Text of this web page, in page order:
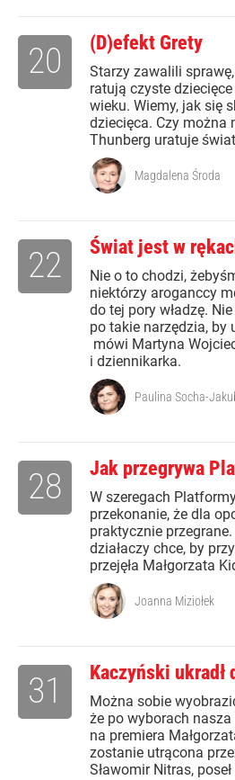
(D)efekt Grety
Starzy zawalili
ratują czyste
wieku. Wiemy, jak się
dziecięca. Czy można
Thunberg uratuje
20
Magdalena Środa
Świat jest w
Nie o to chodzi,
niektórzy aroganccy
do tej pory władzę.
po takie narzędzia, by
mówi Martyna
i dziennikarka.
22
Paulina Socha-
Jak przegrywa
W szeregach
przekonanie, że dla
praktycznie
działaczy chce, by
przejęła Małgorzata
28
Joanna Miziołek
Kaczyński ukradł
Można sobie
że po wyborach
na premiera
zostanie utrącona
Sławomir Nitras, poseł
31